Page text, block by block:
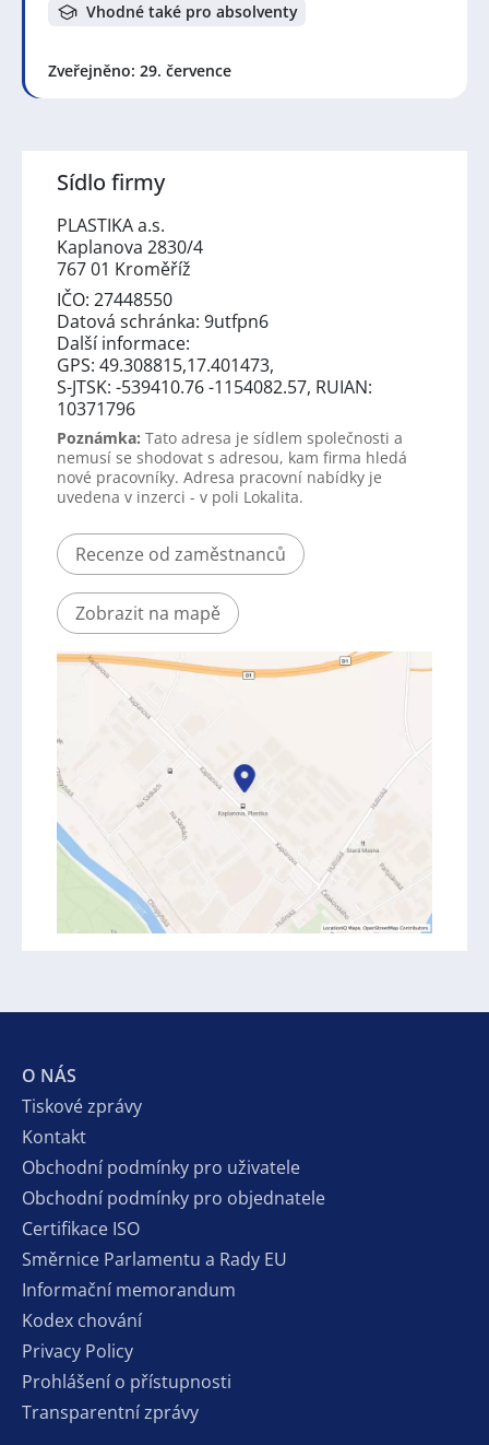
Vhodné také pro absolventy
Zveřejněno: 29. července
Sídlo firmy
PLASTIKA a.s.
Kaplanova 2830/4
767 01 Kroměříž
IČO: 27448550
Datová schránka: 9utfpn6
Další informace:
GPS: 49.308815,17.401473,
S-JTSK: -539410.76 -1154082.57, RUIAN:
10371796
Poznámka: Tato adresa je sídlem společnosti a
nemusí se shodovat s adresou, kam firma hledá
nové pracovníky. Adresa pracovní nabídky je
uvedena v inzerci - v poli Lokalita.
Recenze od zaměstnanců
Zobrazit na mapě
O NÁS
Tiskové zprávy
Kontakt
Obchodní podmínky pro uživatele
Obchodní podmínky pro objednatele
Certifikace ISO
Směrnice Parlamentu a Rady EU
Informační memorandum
Kodex chování
Privacy Policy
Prohlášení o přístupnosti
Transparentní zprávy